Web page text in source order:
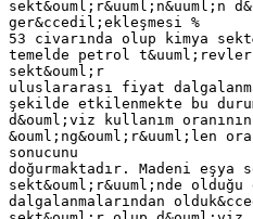
sekt&ouml;r&uuml;n&uuml;n
ger&ccedil;ekleşmesi %
53 civarında olup kimya
temelde petrol
sekt&ouml;r
uluslararası fiyat
şekilde etkilenmekte bu
d&ouml;viz kullanım
&ouml;ng&ouml;r&uuml;len
sonucunu
doğurmaktadır. Madeni eşya
sekt&ouml;r&uuml;nde
dalgalanmalarından